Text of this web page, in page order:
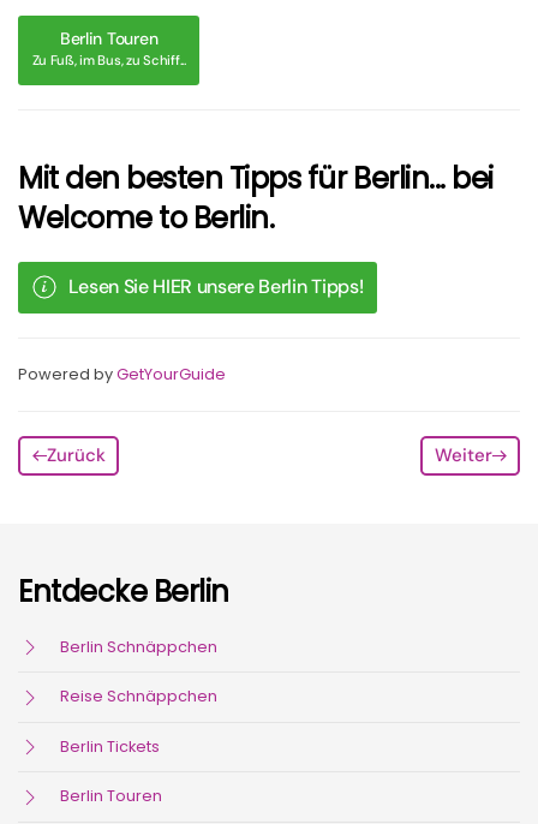
Berlin Touren
Zu Fuß, im Bus, zu Schiff...
Mit den besten Tipps für Berlin... bei
Welcome to Berlin.
Lesen Sie HIER unsere Berlin Tipps!
Powered byGetYourGuide
Zurück Weiter
Entdecke Berlin
Berlin Schnäppchen
Reise Schnäppchen
Berlin Tickets
Berlin Touren